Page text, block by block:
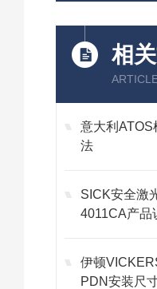
相
意大利
法
SICK安全激
4011CA产品
伊顿
PDN安装尺